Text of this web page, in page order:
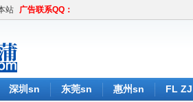
站 广告联系QQ：
深圳sn 东莞sn 惠州sn FL ZJ